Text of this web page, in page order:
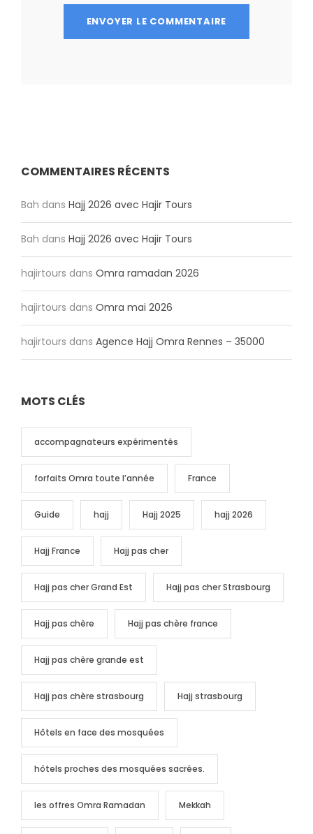
COMMENTAIRES RÉCENTS
Bah dans Hajj 2026 avec Hajir Tours
Bah dans Hajj 2026 avec Hajir Tours
hajirtours dans Omra ramadan 2026
hajirtours dans Omra mai 2026
hajirtours dans Agence Hajj Omra Rennes – 35000
MOTS CLÉS
accompagnateurs expérimentés
forfaits Omra toute l’année France
Guide hajj Hajj 2025 hajj 2026
Hajj France Hajj pas cher
Hajj pas cher Grand Est Hajj pas cher Strasbourg
Hajj pas chère Hajj pas chère france
Hajj pas chère grande est
Hajj pas chère strasbourg Hajj strasbourg
Hôtels en face des mosquées
hôtels proches des mosquées sacrées.
les offres Omra Ramadan Mekkah